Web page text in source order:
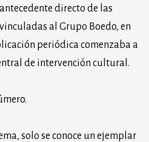
directo de las
al Grupo Boedo, en
periódica comenzaba a
de intervención cultural.
solo se conoce un ejemplar